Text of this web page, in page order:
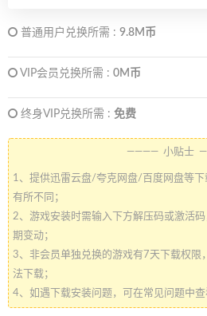
普通用户兑换所需 : 9.8M币
VIP会员兑换所需 : 0M币
终身VIP兑换所需 : 免费
———— 小贴士
1、提供迅雷云盘/夸克网盘/百度网盘等
有所不同；
2、游戏安装时需输入下方解压码或激活
期变动；
3、非会员单独兑换的游戏有7天下载权限
法下载；
4、如遇下载安装问题，可在常见问题中查